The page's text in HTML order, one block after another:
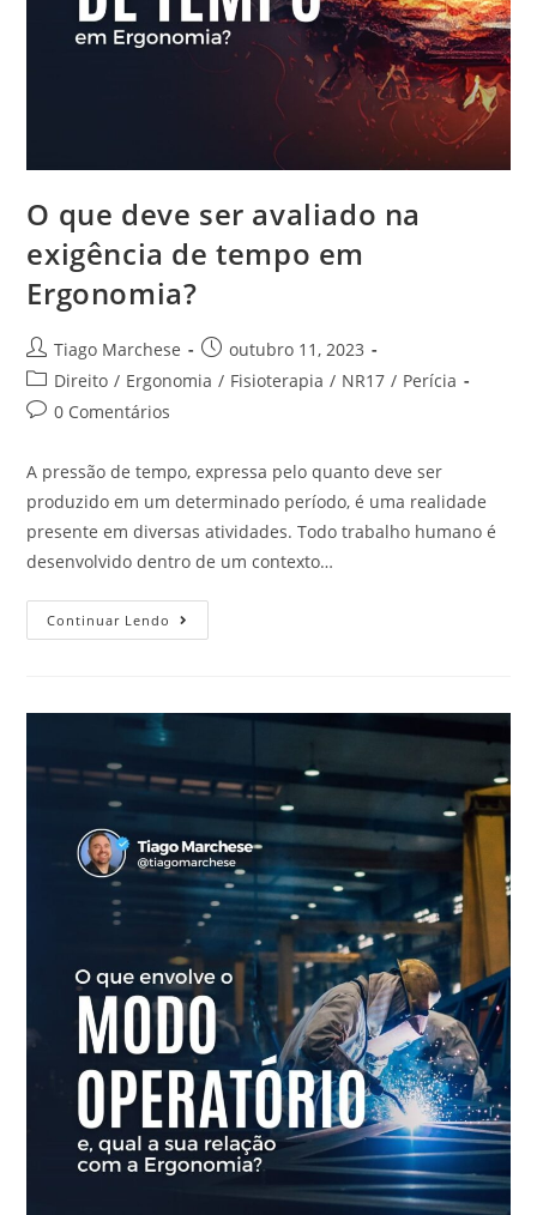
O que deve ser avaliado na
exigência de tempo em
Ergonomia?
Tiago Marchese
outubro 11, 2023
Direito / Ergonomia / Fisioterapia / NR17 / Perícia
0 Comentários
A pressão de tempo, expressa pelo quanto deve ser
produzido em um determinado período, é uma realidade
presente em diversas atividades. Todo trabalho humano é
desenvolvido dentro de um contexto…
Continuar Lendo